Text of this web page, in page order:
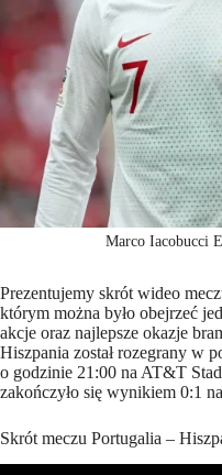
Marco Iacobucci
Prezentujemy skrót wideo
którym można było obejrzeć
akcje oraz najlepsze okazje
Hiszpania został rozegrany w
o godzinie 21:00 na AT&T
zakończyło się wynikiem 0:1
Skrót meczu Portugalia –